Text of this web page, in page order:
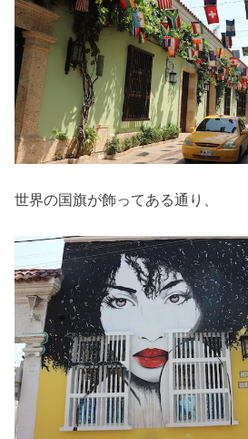
世界の国旗が飾ってある通り、